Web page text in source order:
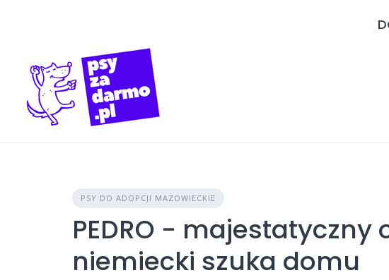
PSY DO ADOPCJI MAZOWIECKIE
PEDRO - majestatyczny
niemiecki szuka domu